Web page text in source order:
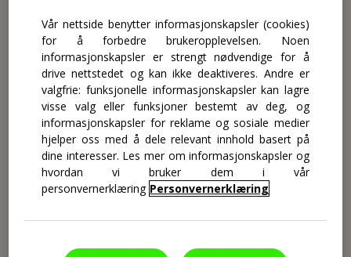
Kjøp Idoform
Norsk
Les mer
TYGGETABLETT
Vår nettside benytter informasjonskapsler (cookies)
for å forbedre brukeropplevelsen. Noen
informasjonskapsler er strengt nødvendige for å
drive nettstedet og kan ikke deaktiveres. Andre er
valgfrie: funksjonelle informasjonskapsler kan lagre
visse valg eller funksjoner bestemt av deg, og
informasjonskapsler for reklame og sosiale medier
hjelper oss med å dele relevant innhold basert på
dine interesser. Les mer om informasjonskapsler og
hvordan vi bruker dem i vår
personvernerklæring Personvernerklæring